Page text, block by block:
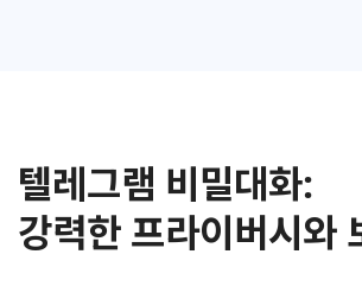
텔레그램 비밀대화:
강력한 프라이버시와